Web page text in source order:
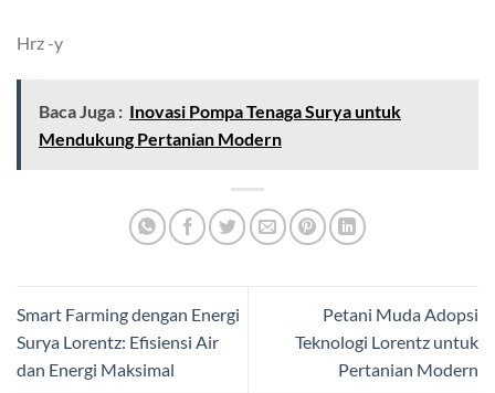
Hrz -y
Baca Juga : Inovasi Pompa Tenaga Surya untuk
Mendukung Pertanian Modern
Smart Farming dengan Energi
Surya Lorentz: Efisiensi Air
dan Energi Maksimal
Petani Muda Adopsi
Teknologi Lorentz untuk
Pertanian Modern